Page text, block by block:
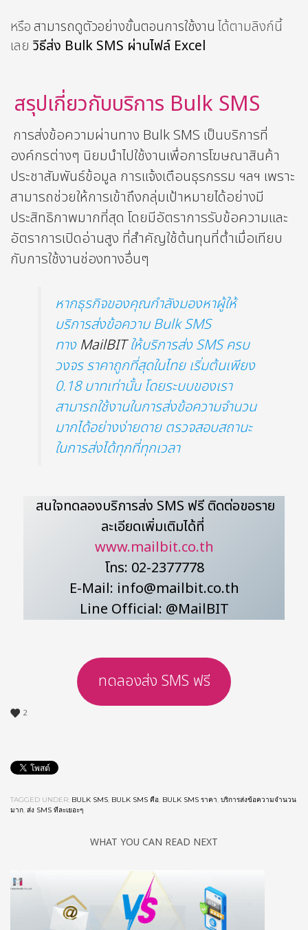
หรือ สามารถดูตัวอย่างขั้นตอนการใช้งาน ได้ตามลิงก์นี้
เลย วิธีส่ง Bulk SMS ผ่านไฟล์ Excel
สรุปเกี่ยวกับบริการ Bulk SMS
การส่งข้อความผ่านทาง Bulk SMS เป็นบริการที่
องค์กรต่างๆ นิยมนำไปใช้งานเพื่อการโฆษณาสินค้า
ประชาสัมพันธ์ข้อมูล การแจ้งเตือนธุรกรรม ฯลฯ เพราะ
สามารถช่วยให้การเข้าถึงกลุ่มเป้าหมายได้อย่างมี
ประสิทธิภาพมากที่สุด โดยมีอัตราการรับข้อความและ
อัตราการเปิดอ่านสูง ที่สำคัญใช้ต้นทุนที่ต่ำเมื่อเทียบ
กับการใช้งานช่องทางอื่นๆ
หากธุรกิจของคุณกำลังมองหาผู้ให้
บริการส่งข้อความ Bulk SMS
ทาง MailBIT ให้บริการส่ง SMS ครบ
วงจร ราคาถูกที่สุดในไทย เริ่มต้นเพียง
0.18 บาทเท่านั้น โดยระบบของเรา
สามารถใช้งานในการส่งข้อความจำนวน
มากได้อย่างง่ายดาย ตรวจสอบสถานะ
ในการส่งได้ทุกที่ทุกเวลา
สนใจทดลองบริการส่ง SMS ฟรี ติดต่อขอราย
ละเอียดเพิ่มเติมได้ที่
www.mailbit.co.th
โทร: 02-2377778
E-Mail: info@mailbit.co.th
Line Official: @MailBIT
ทดลองส่ง SMS ฟรี
2
TAGGED UNDER: BULK SMS, BULK SMS คือ, BULK SMS ราคา, บริการส่งข้อความจำนวน
มาก, ส่ง SMS ทีละเยอะๆ
WHAT YOU CAN READ NEXT